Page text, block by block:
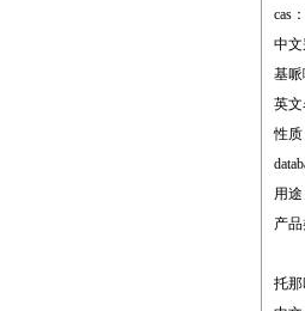
cas
中
基
英文
性质
用
产
托